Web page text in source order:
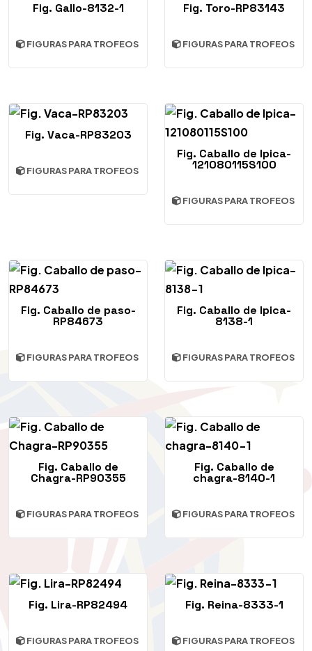
Fig. Gallo-8132-1
FIGURAS PARA TROFEOS
Fig. Toro-RP83143
FIGURAS PARA TROFEOS
Fig. Vaca-RP83203
FIGURAS PARA TROFEOS
Fig. Caballo de Ipica-
121080115S100
FIGURAS PARA TROFEOS
Fig. Caballo de paso-
RP84673
FIGURAS PARA TROFEOS
Fig. Caballo de Ipica-
8138-1
FIGURAS PARA TROFEOS
Fig. Caballo de
Chagra-RP90355
FIGURAS PARA TROFEOS
Fig. Caballo de
chagra-8140-1
FIGURAS PARA TROFEOS
Fig. Lira-RP82494
FIGURAS PARA TROFEOS
Fig. Reina-8333-1
FIGURAS PARA TROFEOS